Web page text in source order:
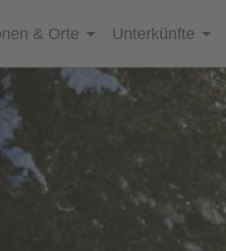
& Orte Unterkünfte